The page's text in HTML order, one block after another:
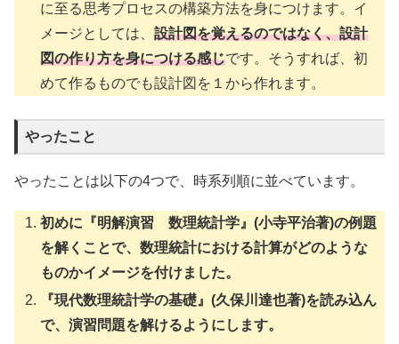
に至る思考プロセスの構築方法を身につけます。イ
メージとしては、設計図を覚えるのではなく、設計
図の作り方を身につける感じです。そうすれば、初
めて作るものでも設計図を１から作れます。
やったこと
やったことは以下の4つで、時系列順に並べています。
初めに『明解演習 数理統計学』(小寺平治著)の例題
を解くことで、数理統計における計算がどのような
ものかイメージを付けました。
『現代数理統計学の基礎』(久保川達也著)を読み込ん
で、演習問題を解けるようにします。